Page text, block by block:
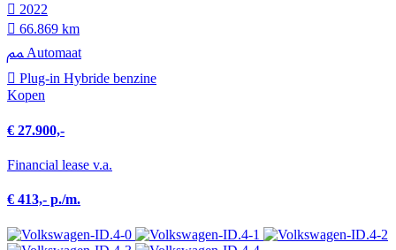
2022
66.869 km
Automaat
Plug-in Hybride benzine
Kopen
€ 27.900,-
Financial lease v.a.
€ 413,- p./m.